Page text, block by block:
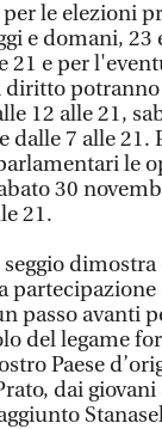
le elezioni
e domani, 23
21 e per
diritto
12 alle 21,
dalle 7 alle 21.
le
30
21.
seggio
passo avanti
del legame
Paese
dai giovani